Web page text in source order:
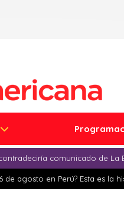
comunicado de La
de agosto en Perú? Esta es la